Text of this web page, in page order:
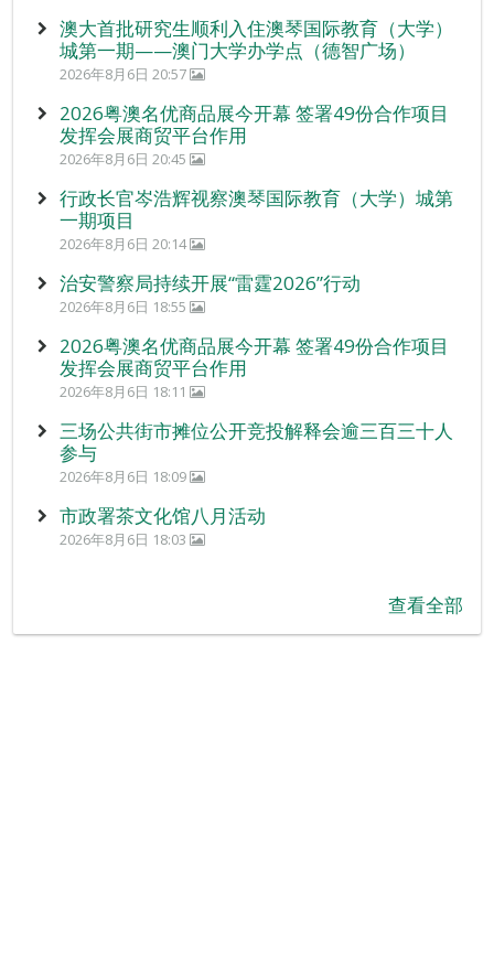
澳大首批研究生顺利入住澳琴国际教育（大学）
城第一期——澳门大学办学点（德智广场）
2026年8月6日 20:57
2026粤澳名优商品展今开幕 签署49份合作项目
发挥会展商贸平台作用
2026年8月6日 20:45
行政长官岑浩辉视察澳琴国际教育（大学）城第
一期项目
2026年8月6日 20:14
治安警察局持续开展“雷霆2026”行动
2026年8月6日 18:55
2026粤澳名优商品展今开幕 签署49份合作项目
发挥会展商贸平台作用
2026年8月6日 18:11
三场公共街市摊位公开竞投解释会逾三百三十人
参与
2026年8月6日 18:09
市政署茶文化馆八月活动
2026年8月6日 18:03
查看全部